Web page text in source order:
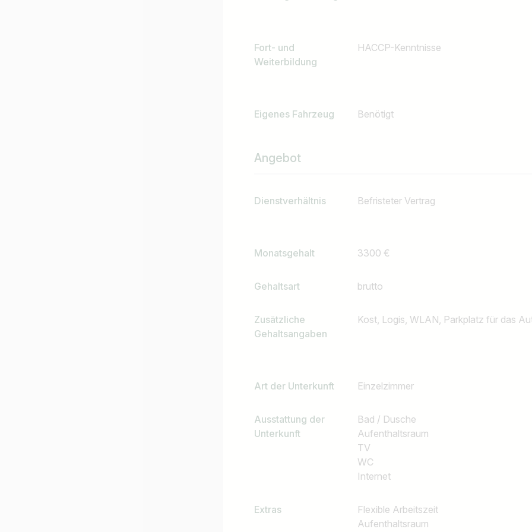
Fort- und
Weiterbildung
HACCP-Kenntnisse
Eigenes Fahrzeug Benötigt
Angebot
Dienstverhältnis Befristeter Vertrag
Monatsgehalt 3300 €
Gehaltsart brutto
Zusätzliche
Gehaltsangaben
Kost, Logis, WLAN, Parkplatz für das
Art der Unterkunft Einzelzimmer
Ausstattung der
Unterkunft
Bad / Dusche
Aufenthaltsraum
TV
WC
Internet
Extras
Flexible Arbeitszeit
Aufenthaltsraum
Ich suche nach …
z.B. Österreich